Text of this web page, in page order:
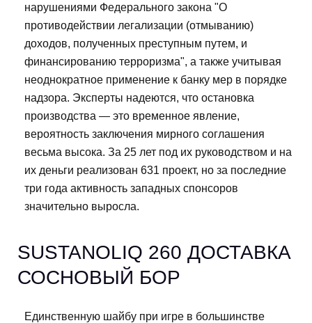
нарушениями Федерального закона "О
противодействии легализации (отмыванию)
доходов, полученных преступным путем, и
финансированию терроризма", а также учитывая
неоднократное применение к банку мер в порядке
надзора. Эксперты надеются, что остановка
производства — это временное явление,
вероятность заключения мирного соглашения
весьма высока. За 25 лет под их руководством и на
их деньги реализован 631 проект, но за последние
три года активность западных спонсоров
значительно выросла.
SUSTANOLIQ 260 ДОСТАВКА
СОСНОВЫЙ БОР
Единственную шайбу при игре в большинстве